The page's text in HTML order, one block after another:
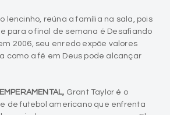
o lencinho, reúna a família na sala, pois
para o final de semana é Desafiando
2006, seu enredo expõe valores
como a fé em Deus pode alcançar
Grant Taylor é o
de futebol americano que enfrenta